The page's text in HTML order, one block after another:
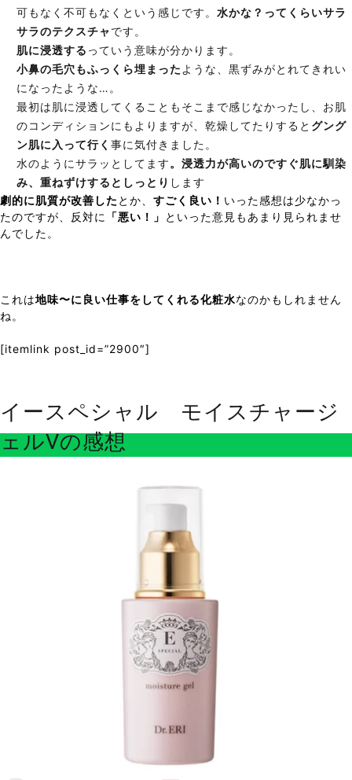
可もなく不可もなくという感じです。 水かな？ってくらいサラ
サラのテクスチャです。
肌に浸透する っていう意味が分かります。
小鼻の毛穴もふっくら埋まった ような、黒ずみがとれてきれい
になったような…。
最初は肌に浸透してくることもそこまで感じなかったし、お肌
のコンディションにもよりますが、乾燥してたりすると グング
ン肌に入って行く 事に気付きました。
水のようにサラッとしてます。浸透力が高いのですぐ肌に馴染
み、重ねずけするとしっとり します
劇的に肌質が改善した とか、 すごく良い！ いった感想は少なかっ
たのですが、反対に
「悪い！」 といった意見もあまり見られませ
んでした。
これは地味〜に良い仕事をしてくれる化粧水なのかもしれません
ね。
[itemlink post_id=”2900″]
イースペシャル モイスチャージ
ェルVの感想